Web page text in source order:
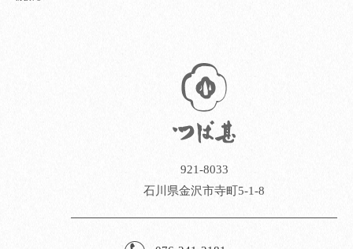
921-8033
石川県金沢市寺町5-1-8